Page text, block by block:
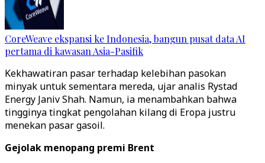
CoreWeave ekspansi ke Indonesia, bangun pusat data AI
pertama di kawasan Asia-Pasifik
Kekhawatiran pasar terhadap kelebihan pasokan
minyak untuk sementara mereda, ujar analis Rystad
Energy Janiv Shah. Namun, ia menambahkan bahwa
tingginya tingkat pengolahan kilang di Eropa justru
menekan pasar gasoil.
Gejolak menopang premi Brent